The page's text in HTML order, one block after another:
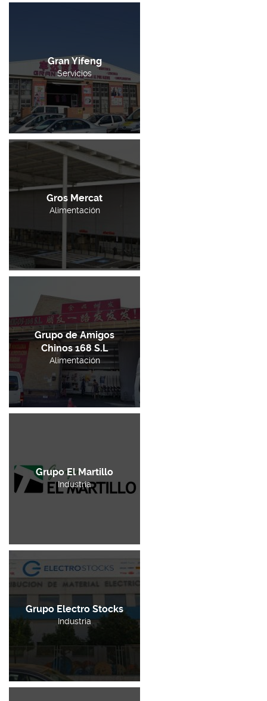
Gran Yifeng
Servicios
Gros Mercat
Alimentación
Grupo de Amigos
Chinos 168 S.L
Alimentación
Grupo El Martillo
Industria
Grupo Electro Stocks
Industria